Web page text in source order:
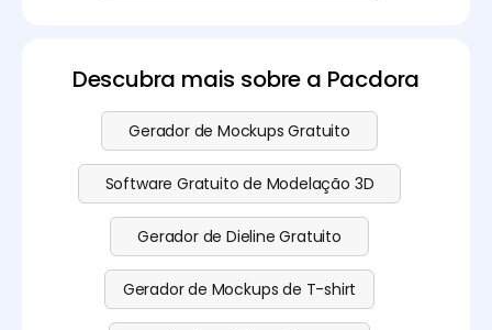
Descubra mais sobre a Pacdora
Gerador de Mockups Gratuito
Software Gratuito de Modelação 3D
Gerador de Dieline Gratuito
Gerador de Mockups de T-shirt